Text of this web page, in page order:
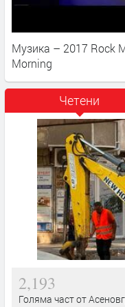
Музика – 2017 Rock
Morning
Четени
2,193
Голяма част от